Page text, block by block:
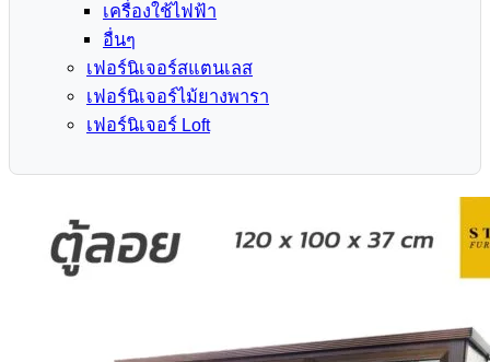
เครื่องใช้ไฟฟ้า
อื่นๆ
เฟอร์นิเจอร์สแตนเลส
เฟอร์นิเจอร์ไม้ยางพารา
เฟอร์นิเจอร์ Loft